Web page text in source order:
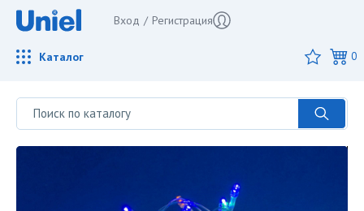
Вход / Регистрация
Каталог 0